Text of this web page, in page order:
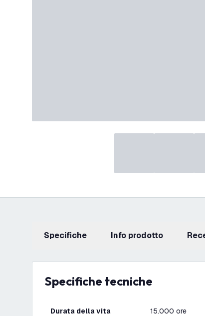
Specifiche info prodotto
Specifiche tecniche
Durata della vita 15.000 ore